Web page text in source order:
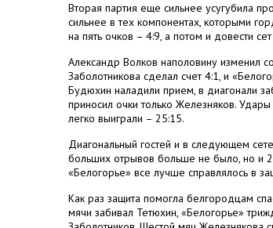
Вторая партия еще сильнее усугубила
сильнее в тех компонентах, которыми
на пять очков – 4:9, а потом и довести
Александр Волков наполовину изменил
Заболотникова сделал счет 4:1, и
Будюхин наладили прием, в диагонали
приносил очки только Железняков.
легко выиграли – 25:15.
Диагональный гостей и в следующем
больших отрывов больше не было, но и
«Белогорье» все лучше справлялось в
Как раз защита помогла белгородцам
мячи забивал Тетюхин, «Белогорье»